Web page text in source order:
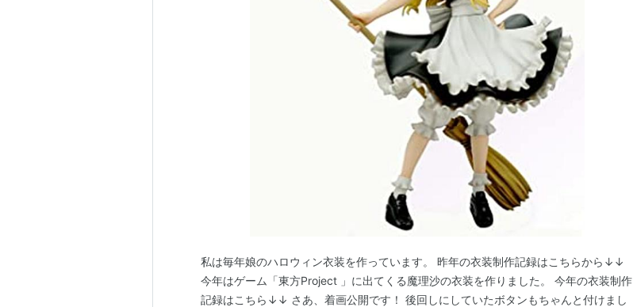
私は毎年娘のハロウィン衣装を作っています。 昨年の衣装制作記録はこちらから↓↓
今年はゲーム「東方Project 」に出てくる魔理沙の衣装を作りました。 今年の衣装制作
記録はこちら↓↓ さあ、着画公開です！ 後回しにしていたボタンもちゃんと付けまし